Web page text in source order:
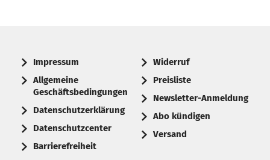
Impressum
Allgemeine
Geschäftsbedingungen
Datenschutzerklärung
Datenschutzcenter
Barrierefreiheit
Widerruf
Preisliste
Newsletter-Anmeldung
Abo kündigen
Versand